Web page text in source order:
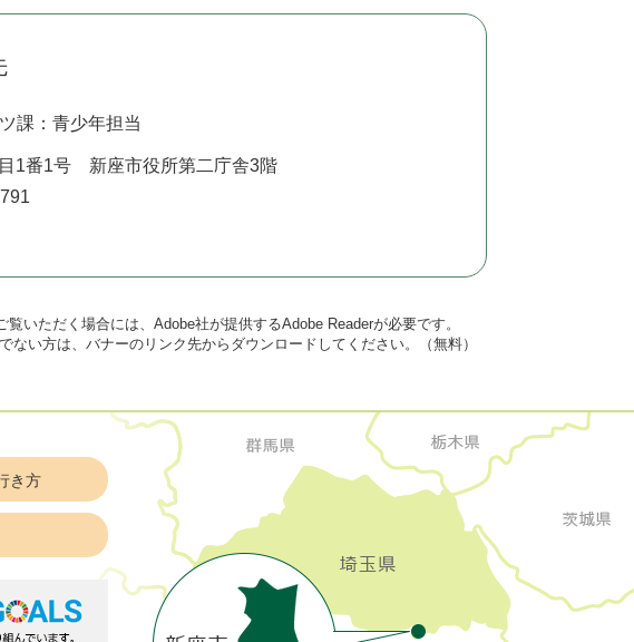
課：青少年担当
1番1号 新座市役所第二庁舎3階
覧いただく場合には、Adobe社が提供するAdobe Readerが必要です。
ない方は、バナーのリンク先からダウンロードしてください。（無料）
き方